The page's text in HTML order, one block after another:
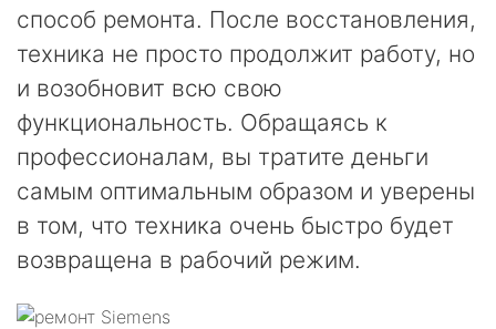
способ ремонта. После восстановления,
техника не просто продолжит работу, но
и возобновит всю свою
функциональность. Обращаясь к
профессионалам, вы тратите деньги
самым оптимальным образом и уверены
в том, что техника очень быстро будет
возвращена в рабочий режим.